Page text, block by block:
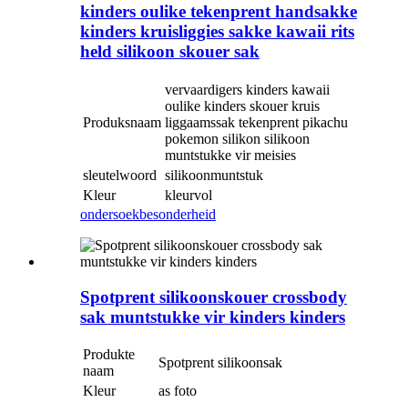
kinders oulike tekenprent handsakke
kinders kruisliggies sakke kawaii rits
held silikoon skouer sak
Produksnaam
vervaardigers kinders kawaii
oulike kinders skouer kruis
liggaamssak tekenprent pikachu
pokemon silikon silikoon
muntstukke vir meisies
sleutelwoord silikoonmuntstuk
Kleur
kleurvol
ondersoekbesonderheid
Spotprent silikoonskouer crossbody
sak muntstukke vir kinders kinders
Produkte
naam
Spotprent silikoonsak
Kleur
as foto